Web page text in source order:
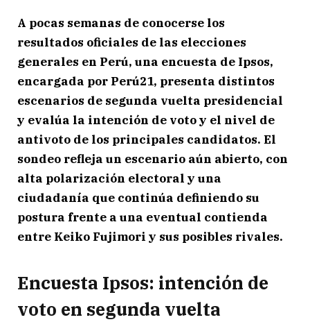
A pocas semanas de conocerse los
resultados oficiales de las elecciones
generales en Perú, una encuesta de Ipsos,
encargada por Perú21, presenta distintos
escenarios de segunda vuelta presidencial
y evalúa la intención de voto y el nivel de
antivoto de los principales candidatos. El
sondeo refleja un escenario aún abierto, con
alta polarización electoral y una
ciudadanía que continúa definiendo su
postura frente a una eventual contienda
entre Keiko Fujimori y sus posibles rivales.
Encuesta Ipsos: intención de
voto en segunda vuelta